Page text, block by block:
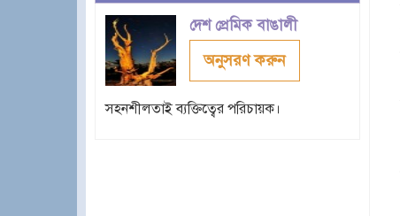
দেশ প্রেমিক বাঙালী
অনুসরণ করুন
সহনশীলতাই ব্যক্তিত্বের পরিচায়ক।